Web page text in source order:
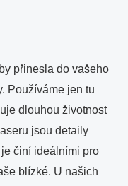
přinesla do vašeho
Používáme jen tu
dlouhou životnost
jsou detaily
činí ideálními pro
blízké. U našich